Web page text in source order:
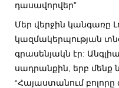
դասավորվեր”
Մեր վերջին կանգառը
կազմակերպության
գրասենյակն էր:
սադրանքին, երբ մենք
“Հայաստանում բոլորը